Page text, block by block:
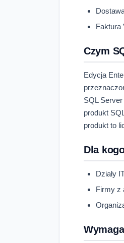
Faktura
Czym
Edycja
SQL
produkt
produkt to
Dla
Działy
Firmy z